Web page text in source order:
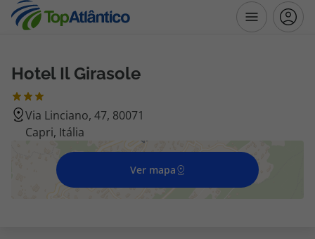
Destinos
Voos
Voos + Hotel
Hotel Il Girasole
Via Linciano, 47, 80071
Capri, Itália
Ver mapa